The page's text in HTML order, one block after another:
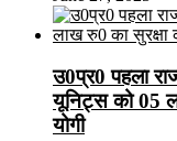
उ0प्र0 पहला
यूनिट्स को 05
योगी